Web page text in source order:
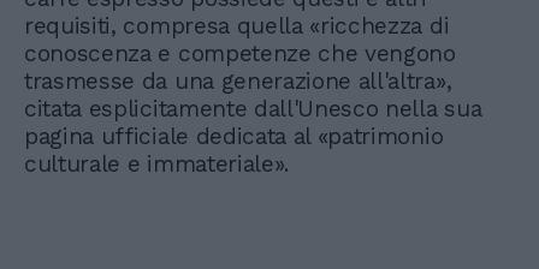
requisiti, compresa quella «ricchezza di
conoscenza e competenze che vengono
trasmesse da una generazione all'altra»,
citata esplicitamente dall'Unesco nella sua
pagina ufficiale dedicata al «patrimonio
culturale e immateriale».